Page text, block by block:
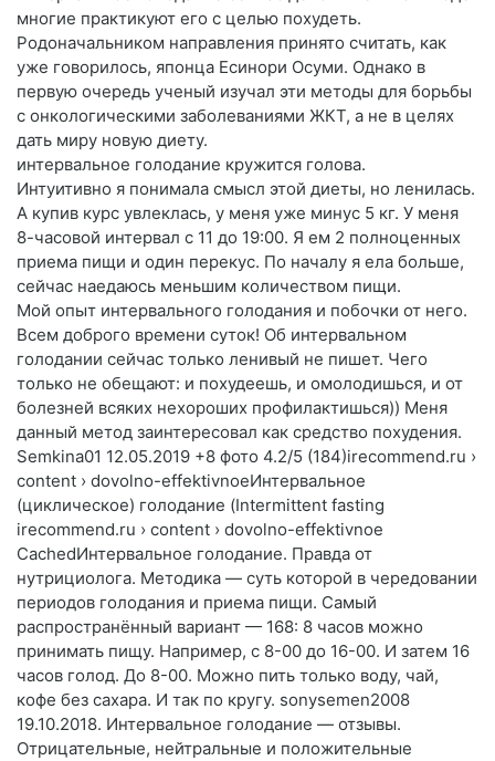
многие практикуют его с целью похудеть.
Родоначальником направления принято считать, как
уже говорилось, японца Есинори Осуми. Однако в
первую очередь ученый изучал эти методы для борьбы
с онкологическими заболеваниями ЖКТ, а не в целях
дать миру новую диету.
интервальное голодание кружится голова.
Интуитивно я понимала смысл этой диеты, но ленилась.
А купив курс увлеклась, у меня уже минус 5 кг. У меня
8-часовой интервал с 11 до 19:00. Я ем 2 полноценных
приема пищи и один перекус. По началу я ела больше,
сейчас наедаюсь меньшим количеством пищи.
Мой опыт интервального голодания и побочки от него.
Всем доброго времени суток! Об интервальном
голодании сейчас только ленивый не пишет. Чего
только не обещают: и похудеешь, и омолодишься, и от
болезней всяких нехороших профилактишься)) Меня
данный метод заинтересовал как средство похудения.
Semkina01 12.05.2019 +8 фото 4.2/5 (184)irecommend.ru ›
content › dovolno-effektivnoeИнтервальное
(циклическое) голодание (Intermittent fasting
irecommend.ru › content › dovolno-effektivnoe
CachedИнтервальное голодание. Правда от
нутрициолога. Методика — суть которой в чередовании
периодов голодания и приема пищи. Самый
распространённый вариант — 168: 8 часов можно
принимать пищу. Например, с 8-00 до 16-00. И затем 16
часов голод. До 8-00. Можно пить только воду, чай,
кофе без сахара. И так по кругу. sonysemen2008
19.10.2018. Интервальное голодание — отзывы.
Отрицательные, нейтральные и положительные